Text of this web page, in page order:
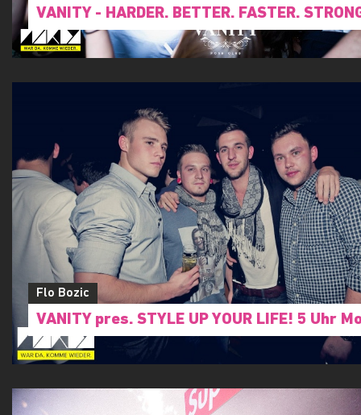
VANITY - HARDER. BETTER. FASTER.
Flo Bozic
VANITY pres. STYLE UP YOUR LIFE! 5 Uhr